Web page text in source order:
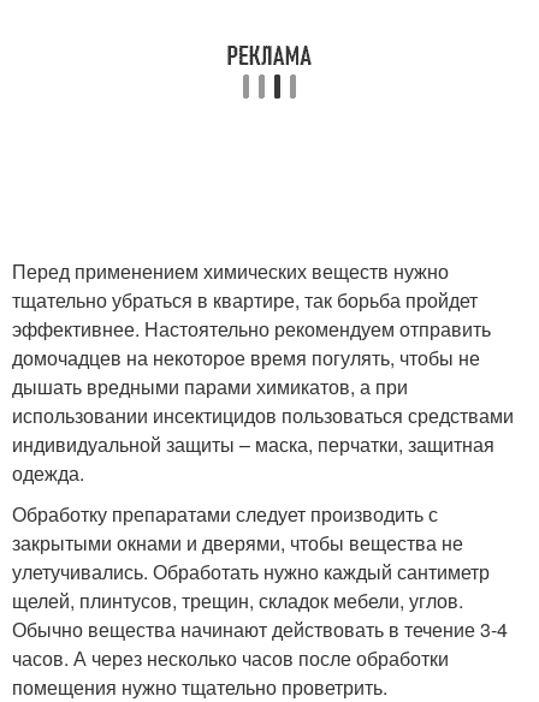
Перед применением химических веществ нужно
тщательно убраться в квартире, так борьба пройдет
эффективнее. Настоятельно рекомендуем отправить
домочадцев на некоторое время погулять, чтобы не
дышать вредными парами химикатов, а при
использовании инсектицидов пользоваться средствами
индивидуальной защиты – маска, перчатки, защитная
одежда.
Обработку препаратами следует производить с
закрытыми окнами и дверями, чтобы вещества не
улетучивались. Обработать нужно каждый сантиметр
щелей, плинтусов, трещин, складок мебели, углов.
Обычно вещества начинают действовать в течение 3-4
часов. А через несколько часов после обработки
помещения нужно тщательно проветрить.